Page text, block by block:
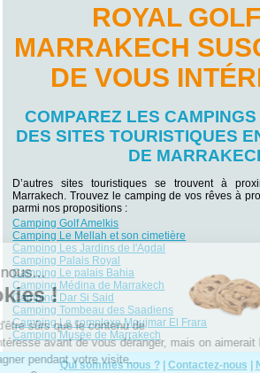
ROYAL
MARRAKECH
DE VOUS
COMPAREZ LES
DES SITES TOURISTIQUES
DE
D’autres sites touristiques se trouvent à
Marrakech. Trouvez le camping de vos rêves à
parmi nos propositions :
Camping Golf Amelkis
Camping Le Mellah et son cimetière
Camping Les Jardins de l'Agdal
Camping Palais Royal
Camping Le palais Bahia
Camping Médina de Marrakech
Camping Dar Si Said
Camping Tombeau des Saadiens
Camping Le complexe Moujmar El Frara
Camping Musée de Marrakech
Qui sommes nous ?| Contactez-nous |
c'est nous...
Cookies !
a attendu d'être sûrs que le contenu de
site vous intéresse avant de vous déranger,
accompagner pendant votre visite...